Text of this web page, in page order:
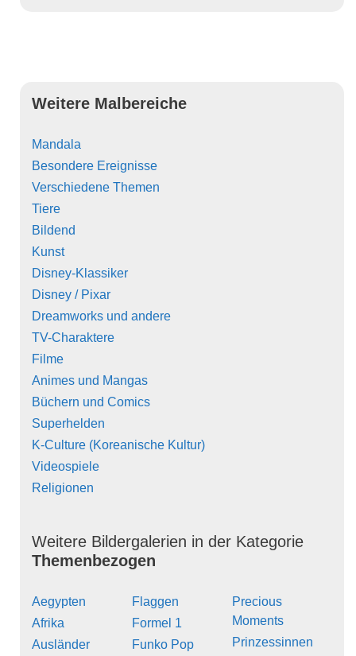
Weitere Malbereiche
Mandala
Besondere Ereignisse
Verschiedene Themen
Tiere
Bildend
Kunst
Disney-Klassiker
Disney / Pixar
Dreamworks und andere
TV-Charaktere
Filme
Animes und Mangas
Büchern und Comics
Superhelden
K-Culture (Koreanische Kultur)
Videospiele
Religionen
Weitere Bildergalerien in der Kategorie
Themenbezogen
Aegypten
Afrika
Ausländer
Flaggen
Formel 1
Funko Pop
Precious
Moments
Prinzessinnen